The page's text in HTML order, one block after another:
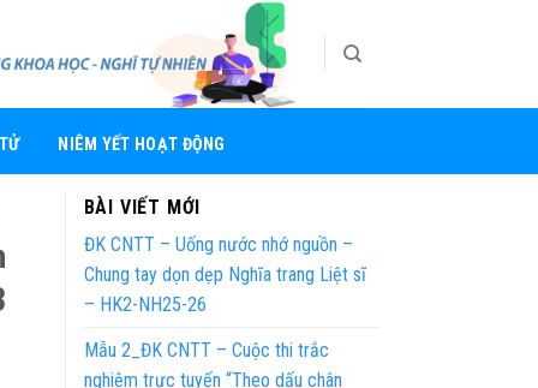
NIÊM YẾT HOẠT ĐỘNG
BÀI VIẾT MỚI
ĐK CNTT – Uống nước nhớ nguồn –
Chung tay dọn dẹp Nghĩa trang Liệt sĩ
– HK2-NH25-26
Mẫu 2_ĐK CNTT – Cuộc thi trắc
nghiệm trực tuyến “Theo dấu chân